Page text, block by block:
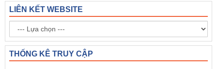
LIÊN KẾT WEBSITE
THỐNG KÊ TRUY CẬP